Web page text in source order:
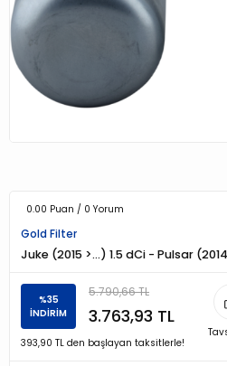
0.00 Puan / 0 Yorum
Gold Filter
Juke (2015 >…) 1.5 dCi - Pulsar
%35
İNDİRİM
5.790,66 TL
3.763,93 TL
393,90 TL den başlayan taksitlerle!